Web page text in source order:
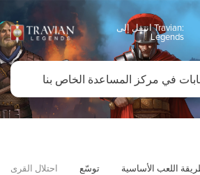
انتقل إلى Travian:
Legends
اللعب الأساسية توسّع احتلال القرى